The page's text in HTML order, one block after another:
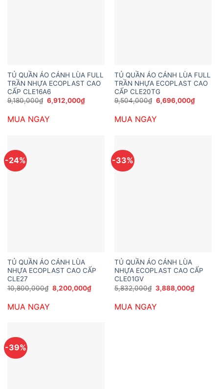
TỦ QUẦN ÁO CÁNH LÙA FULL
TRẦN NHỰA ECOPLAST CAO
CẤP CLE16A6
9,180,000₫ Giá
gốc
9,180,000₫.
6,912,000₫Giá
hiện
MUA NGAY
TỦ QUẦN ÁO CÁNH LÙA FULL
TRẦN NHỰA ECOPLAST CAO
CẤP CLE20TG
9,504,000₫ Giá
gốc
9,504,000₫.
6,696,000₫Giá
hiện
MUA NGAY
-24%
TỦ QUẦN ÁO CÁNH LÙA
NHỰA ECOPLAST CAO CẤP
CLE27
10,800,000₫ Giá
gốc
8,200,000₫Giá
hiện
MUA NGAY
-33%
TỦ QUẦN ÁO CÁNH LÙA
NHỰA ECOPLAST CAO CẤP
CLE01GV
5,832,000₫ Giá
gốc
5,832,000₫.
3,888,000₫Giá
hiện
MUA NGAY
-39%